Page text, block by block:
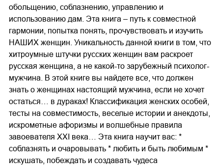
обольщению, соблазнению, управлению и
использованию дам. Эта книга – путь к совместной
гармонии, попытка понять, прочувствовать и изучить
НАШИХ женщин. Уникальность данной книги в том, что
хитроумные штучки русских женщин вам раскроет
русская женщина, а не какой-то зарубежный психолог-
мужчина. В этой книге вы найдете все, что должен
знать о женщинах настоящий мужчина, если не хочет
остаться… в дураках! Классификация женских особей,
тесты на совместимость, веселые истории и анекдоты,
искрометные афоризмы и волшебные правила
завоевателя XXI века… Эта книга научит вас: *
соблазнять и очаровывать * любить и быть любимым *
искушать, побеждать и создавать чудеса